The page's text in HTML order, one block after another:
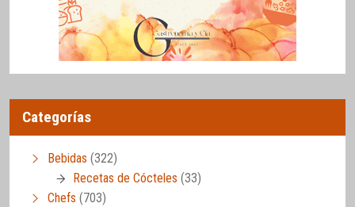
Categorías
Bebidas (322)
Recetas de Cócteles (33)
Chefs (703)